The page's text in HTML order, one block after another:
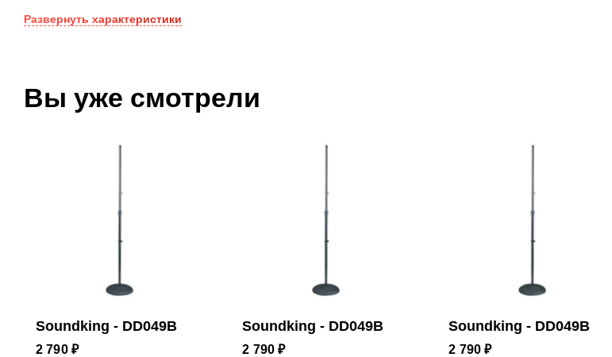
Развернуть характеристики
Вы уже смотрели
Soundking - DD049B
2 790 ₽
Soundking - DD049B
2 790 ₽
Soundking - DD049B
2 790 ₽